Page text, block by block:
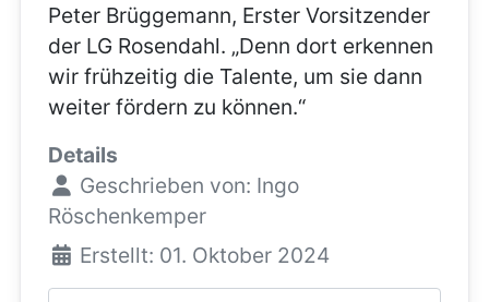
Peter Brüggemann, Erster Vorsitzender
der LG Rosendahl. „Denn dort erkennen
wir frühzeitig die Talente, um sie dann
weiter fördern zu können.“
Details
Geschrieben von: Ingo
Röschenkemper
Erstellt: 01. Oktober 2024